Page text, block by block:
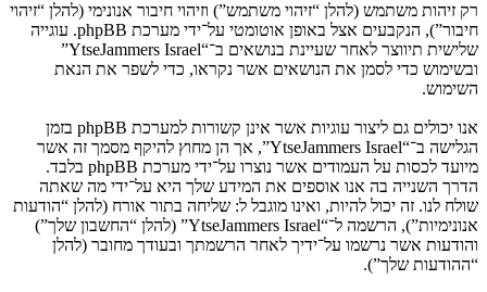
רק זיהות משתמש (להלן “זיהוי משתמש”) וזיהוי חיבור אנונימי (להלן “זיהוי
חיבור”), הנקבעים אצל באופן אוטומטי על־ידי מערכת phpBB. עוגייה
שלישית תיווצר לאחר שעיינת בנושאים ב־“YtseJammers Israel”
ובשימוש כדי לסמן את הנושאים אשר נקראו, כדי לשפר את הנאת
השימוש.
אנו יכולים גם ליצור עוגיות אשר אינן קשורות למערכת phpBB בזמן
הגלישה ב־“YtseJammers Israel”, אך הן מחוץ להיקף מסמך זה אשר
מיועד לכסות על העמודים אשר נוצרו על־ידי מערכת phpBB בלבד.
הדרך השנייה בה אנו אוספים את המידע שלך היא על־ידי מה שאתה
שולח לנו. זה יכול להיות, ואינו מוגבל ל: שליחה בתור אורח (להלן “הודעות
אנונימיות”), הרשמה ל־“YtseJammers Israel” (להלן “החשבון שלך”)
והודעות אשר נרשמו על־ידיך לאחר הרשמתך ובעודך מחובר (להלן
“ההודעות שלך”).